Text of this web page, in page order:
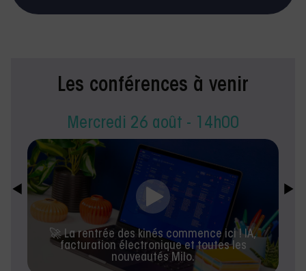
Les conférences à venir
Mercredi 26 août - 14h00
🚀 La rentrée des kinés commence ici ! IA,
facturation électronique et toutes les
nouveautés Milo.